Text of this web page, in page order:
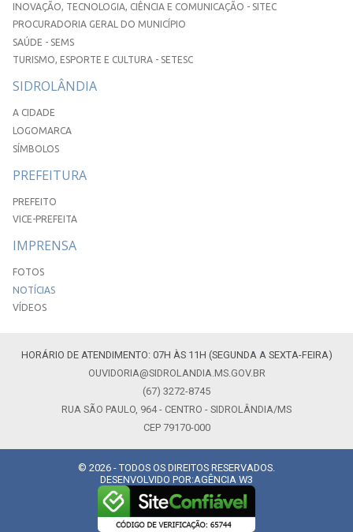
INOVAÇÃO, TECNOLOGIA, CIÊNCIA E COMUNICAÇÃO - SITEC
PROCURADORIA GERAL DO MUNICÍPIO
SAÚDE - SEMS
TURISMO, ESPORTE E CULTURA - SETESC
SIDROLÂNDIA
A CIDADE
LOGOMARCA
SÍMBOLOS
PREFEITURA
PREFEITO
VICE-PREFEITA
IMPRENSA
FOTOS
NOTÍCIAS
VÍDEOS
HORÁRIO DE ATENDIMENTO: 07H ÀS 11H (SEGUNDA A SEXTA-FEIRA)
OUVIDORIA@SIDROLANDIA.MS.GOV.BR
(67) 3272-8745
RUA SÃO PAULO, 964 - CENTRO - SIDROLÂNDIA/MS
CEP 79170-000
© 2026 - TODOS OS DIREITOS RESERVADOS.
DESENVOLVIDO POR:AGÊNCIA W3